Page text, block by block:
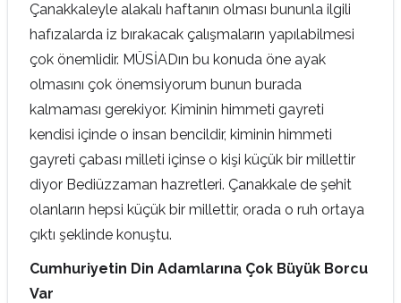
Çanakkaleyle alakalı haftanın olması bununla ilgili
hafızalarda iz bırakacak çalışmaların yapılabilmesi
çok önemlidir. MÜSİADın bu konuda öne ayak
olmasını çok önemsiyorum bunun burada
kalmaması gerekiyor. Kiminin himmeti gayreti
kendisi içinde o insan bencildir, kiminin himmeti
gayreti çabası milleti içinse o kişi küçük bir millettir
diyor Bediüzzaman hazretleri. Çanakkale de şehit
olanların hepsi küçük bir millettir, orada o ruh ortaya
çıktı şeklinde konuştu.
Cumhuriyetin Din Adamlarına Çok Büyük Borcu
Var